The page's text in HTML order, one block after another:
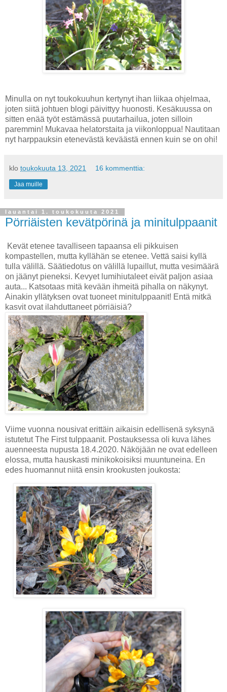
Minulla on nyt toukokuuhun kertynyt ihan liikaa ohjelmaa,
joten siitä johtuen blogi päivittyy huonosti. Kesäkuussa on
sitten enää työt estämässä puutarhailua, joten silloin
paremmin! Mukavaa helatorstaita ja viikonloppua! Nautitaan
nyt harppauksin etenevästä keväästä ennen kuin se on ohi!
klo toukokuuta 13, 2021 16 kommenttia:
Jaa muille
lauantai 1. toukokuuta 2021
Pörriäisten kevätpörinä ja minitulppaanit
Kevät etenee tavalliseen tapaansa eli pikkuisen
kompastellen, mutta kyllähän se etenee. Vettä saisi kyllä
tulla välillä. Säätiedotus on välillä lupaillut, mutta vesimäärä
on jäänyt pieneksi. Kevyet lumihiutaleet eivät paljon asiaa
auta... Katsotaas mitä kevään ihmeitä pihalla on näkynyt.
Ainakin yllätyksen ovat tuoneet minitulppaanit! Entä mitkä
kasvit ovat ilahduttaneet pörriäisiä?
Viime vuonna nousivat erittäin aikaisin edellisenä syksynä
istutetut The First tulppaanit. Postauksessa oli kuva lähes
auenneesta nupusta 18.4.2020. Näköjään ne ovat edelleen
elossa, mutta hauskasti minikokoisiksi muuntuneina. En
edes huomannut niitä ensin krookusten joukosta: